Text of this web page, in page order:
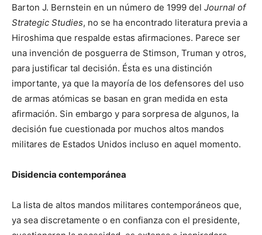
Barton J. Bernstein en un número de 1999 del Journal of
Strategic Studies, no se ha encontrado literatura previa a
Hiroshima que respalde estas afirmaciones. Parece ser
una invención de posguerra de Stimson, Truman y otros,
para justificar tal decisión. Ésta es una distinción
importante, ya que la mayoría de los defensores del uso
de armas atómicas se basan en gran medida en esta
afirmación. Sin embargo y para sorpresa de algunos, la
decisión fue cuestionada por muchos altos mandos
militares de Estados Unidos incluso en aquel momento.
Disidencia contemporánea
La lista de altos mandos militares contemporáneos que,
ya sea discretamente o en confianza con el presidente,